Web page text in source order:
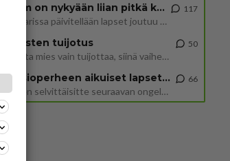
2 km on nykyään liian pitkä koulumatka
Hesarissa päivitellään lapset joutuu nyt kulkemaan 2 km kouluun jösses. Ruostefillarilla tuo matka menee vaikka miten äk
117
Miesten tuijotus
Mutta mies vain tuijottaa, siinä vaiheessa käännän itse pään pois. Mikä juttu? Yleensä jos joku tuijottaa tai katsoo, hä
50
Uusioperheen aikuiset lapset tyhjentää jääkaapin käydessään
Miten selvittäisitte seuraavan ongelman, meillä on uusioperhe, minulla teini-ikäiset lapset ja puolisolla aikuiset, jotk
66